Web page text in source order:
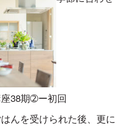
38期➁ー初回
んを受けられた後、更に